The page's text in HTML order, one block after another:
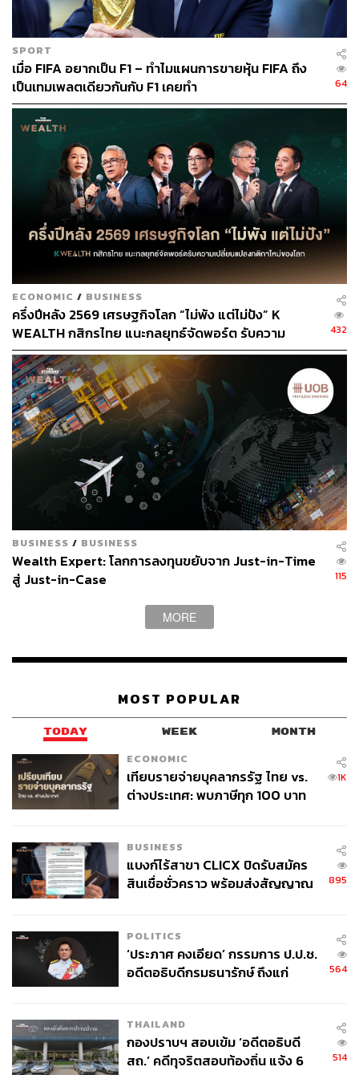
356
ABOUT THE AUTHOR
ศนิชา ละครพล
SPORT
เมื่อ FIFA อยากเป็น F1 – ทำไมแผนการขายหุ้น FIFA ถึง
เป็นเทมเพลตเดียวกันกับ F1 เคยทำ
64
ECONOMIC / BUSINESS
ครึ่งปีหลัง 2569 เศรษฐกิจโลก “ไม่พัง แต่ไม่ปัง” K
WEALTH กสิกรไทย แนะกลยุทธ์จัดพอร์ต รับความ
เปลี่ยนแปลงกติกาใหม่ของโลก
432
BUSINESS / BUSINESS
Wealth Expert: โลกการลงทุนขยับจาก Just-in-Time
สู่ Just-in-Case
115
MORE
MOST POPULAR
TODAY WEEK MONTH
ECONOMIC
เทียบรายจ่ายบุคลากรรัฐ ไทย vs.
ต่างประเทศ: พบภาษีทุก 100 บาท
1K
BUSINESS
แบงก์ไร้สาขา CLICX ปิดรับสมัคร
สินเชื่อชั่วคราว พร้อมส่งสัญญาณ
895
POLITICS
‘ประภาศ คงเอียด’ กรรมการ ป.ป.ช.
อดีตอธิบดีกรมธนารักษ์ ถึงแก่
564
THAILAND
กองปราบฯ สอบเข้ม ‘อดีตอธิบดี
สถ.’ คดีทุจริตสอบท้องถิ่น แจ้ง 6
514